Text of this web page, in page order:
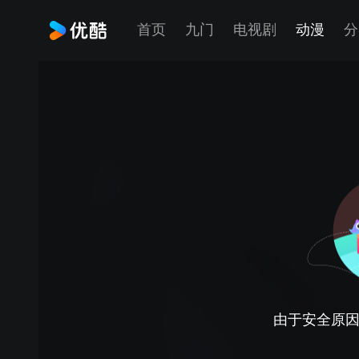
首页 九门 电视剧 动漫
由于安全原